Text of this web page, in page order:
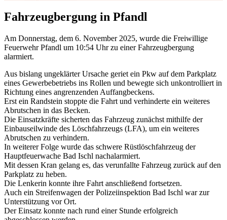
Fahrzeugbergung in Pfandl
Am Donnerstag, dem 6. November 2025, wurde die Freiwillige
Feuerwehr Pfandl um 10:54 Uhr zu einer Fahrzeugbergung
alarmiert.
Aus bislang ungeklärter Ursache geriet ein Pkw auf dem Parkplatz
eines Gewerbebetriebs ins Rollen und bewegte sich unkontrolliert in
Richtung eines angrenzenden Auffangbeckens.
Erst ein Randstein stoppte die Fahrt und verhinderte ein weiteres
Abrutschen in das Becken.
Die Einsatzkräfte sicherten das Fahrzeug zunächst mithilfe der
Einbauseilwinde des Löschfahrzeugs (LFA), um ein weiteres
Abrutschen zu verhindern.
In weiterer Folge wurde das schwere Rüstlöschfahrzeug der
Hauptfeuerwache Bad Ischl nachalarmiert.
Mit dessen Kran gelang es, das verunfallte Fahrzeug zurück auf den
Parkplatz zu heben.
Die Lenkerin konnte ihre Fahrt anschließend fortsetzen.
Auch ein Streifenwagen der Polizeiinspektion Bad Ischl war zur
Unterstützung vor Ort.
Der Einsatz konnte nach rund einer Stunde erfolgreich